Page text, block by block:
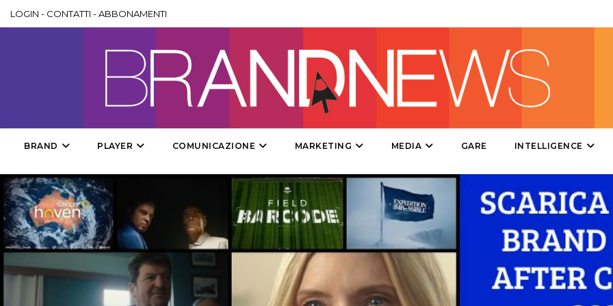
DESIGN
PUNTI VENDITA
CSR
LOGIN - CONTATTI -ABBONAMENTI
BRAND PLAYER COMUNICAZIONE MARKETING MEDIA GARE INTELLIGENCE